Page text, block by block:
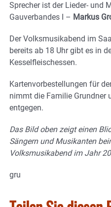
Sprecher ist der Lieder- und
Gauverbandes I – Markus
Der Volksmusikabend im
bereits ab 18 Uhr gibt es in
Kesselfleischessen.
Kartenvorbestellungen für
nimmt die Familie Grundner
entgegen.
Das Bild oben zeigt einen
Sängern und Musikanten
Volksmusikabend im Jahr
gru